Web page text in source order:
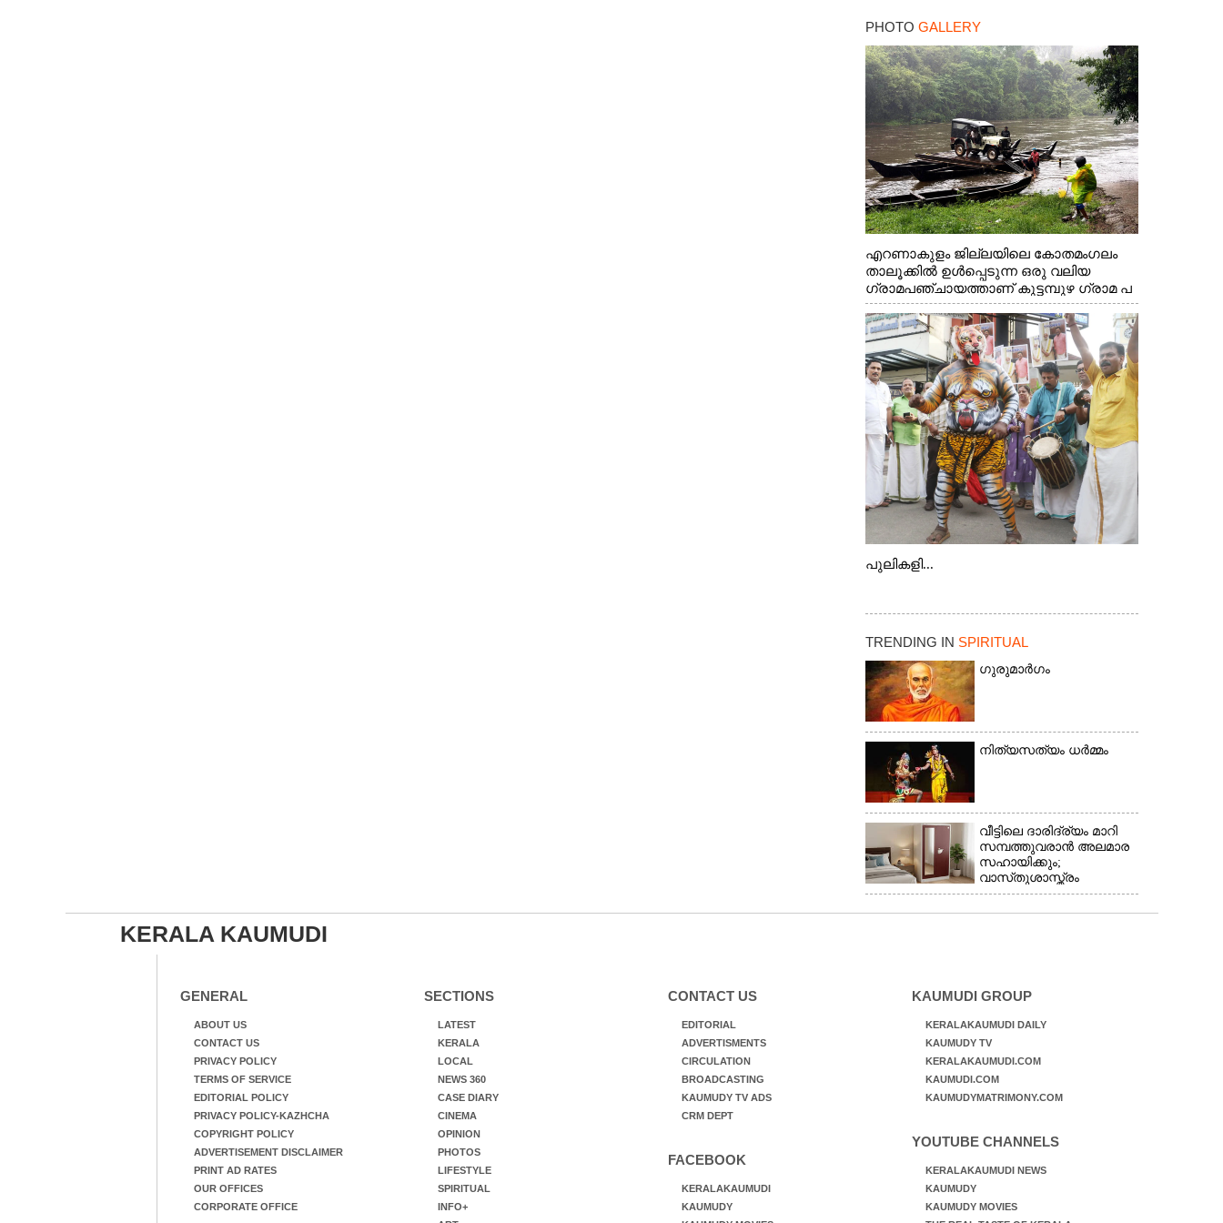
PHOTO GALLERY
എറണാകുളം ജില്ലയിലെ കോതമംഗലം
താലൂക്കിൽ ഉൾപ്പെടുന്ന ഒരു വലിയ
ഗ്രാമപഞ്ചായത്താണ് കുട്ടമ്പുഴ ഗ്രാമ പ
ഞ്ചായത്ത്. ആദിവാസി ഊരുകളായ
വെള്ളാരംകുത്ത്, കത്തിപ്പാറ, ഉറിയംപെട്ടി,
തേക്കല്ല്, വെട്ടിക്കല്ല്, മഞ്ചപ്പാറ എന്നീ
ആറു സ്ഥലങ്ങളിലേക്കുള്ള പ്രധാന
സഞ്ചാര മാർഗമാണ് ഈ കാണുന്ന
കടത്ത് വള്ളം
പുലികളി...
TRENDING IN SPIRITUAL
ഗുരുമാർഗം
നിത്യസത്യം ധർമ്മം
വീട്ടിലെ ദാരിദ്ര്യം മാറി
സമ്പത്തുവരാൻ അലമാര
സഹായിക്കും;
വാസ്‌തുശാസ്ത്രം
പറയുന്നത് അനുസരിക്കാം
KERALA KAUMUDI
GENERAL
ABOUT US
CONTACT US
PRIVACY POLICY
TERMS OF SERVICE
EDITORIAL POLICY
PRIVACY POLICY-KAZHCHA
COPYRIGHT POLICY
ADVERTISEMENT DISCLAIMER
PRINT AD RATES
OUR OFFICES
CORPORATE OFFICE
SECTIONS
LATEST
KERALA
LOCAL
NEWS 360
CASE DIARY
CINEMA
OPINION
PHOTOS
LIFESTYLE
SPIRITUAL
INFO+
CONTACT US
EDITORIAL
ADVERTISMENTS
CIRCULATION
BROADCASTING
KAUMUDY TV ADS
CRM DEPT
FACEBOOK
KERALAKAUMUDI
KAUMUDY
KAUMUDI GROUP
KERALAKAUMUDI DAILY
KAUMUDY TV
KERALAKAUMUDI.COM
KAUMUDI.COM
KAUMUDYMATRIMONY.COM
YOUTUBE CHANNELS
KERALAKAUMUDI NEWS
KAUMUDY
KAUMUDY MOVIES